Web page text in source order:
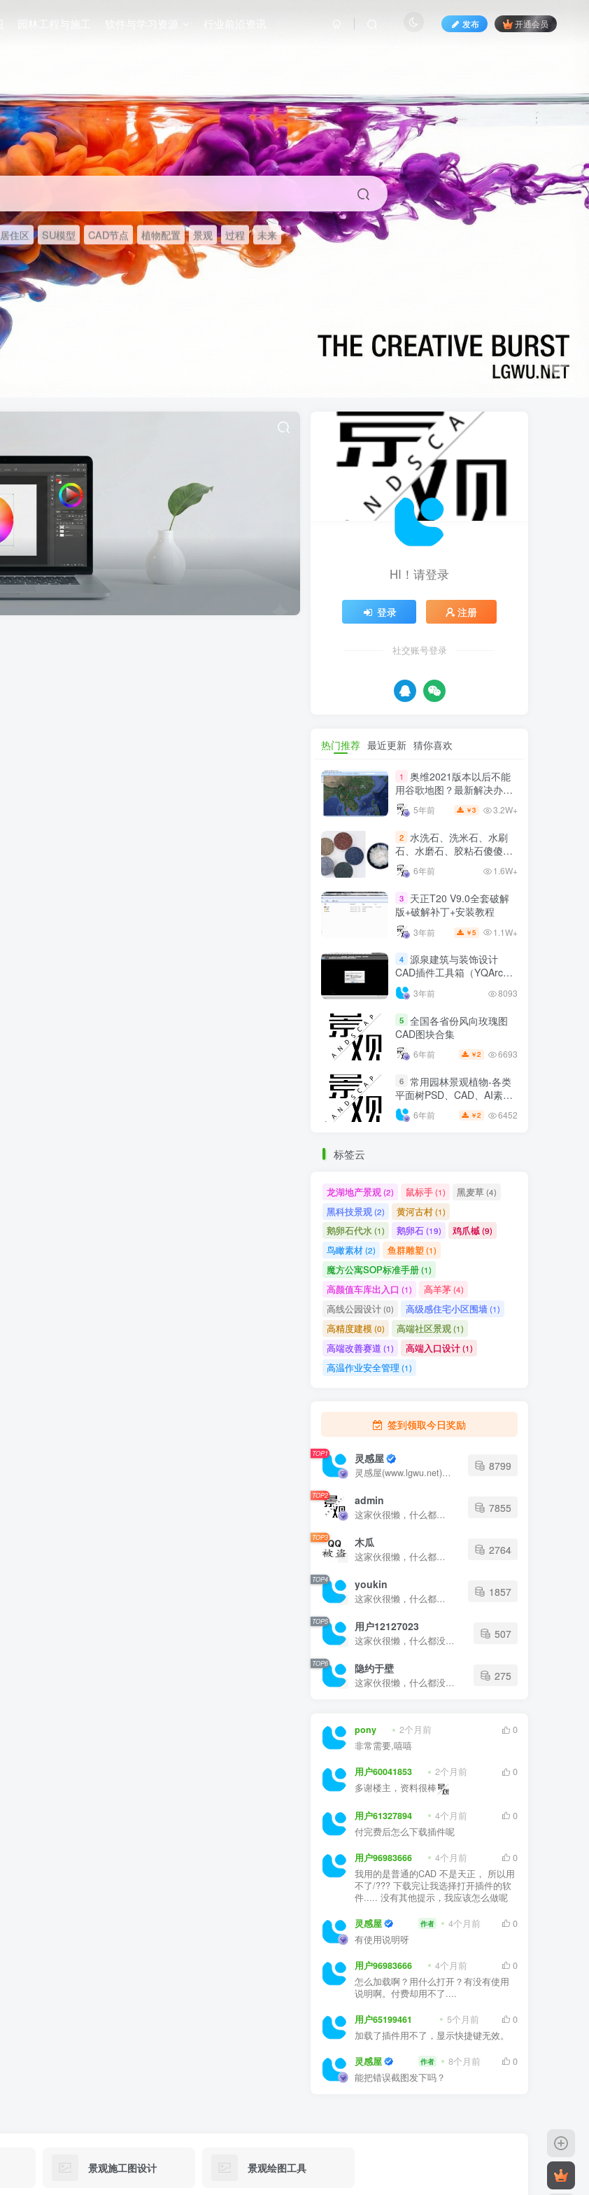
园林工程与施工 软件与学习资源 行业前沿资讯 发布 开通会员
居住区 SU模型 CAD节点 植物配置 景观 过程 未来
HI！请登录
登录 注册
社交账号登录
热门推荐 最近更新 猜你喜欢
1
奥维2021版本以后不能
用谷歌地图？最新解决办法
苹果安卓电脑
5年前 ￥3 3.2W+
2
水洗石、洗米石、水刷
石、水磨石、胶粘石傻傻分
不清楚
6年前 1.6W+
3
天正T20 V9.0全套破解
版+破解补丁+安装教程
3年前 ￥5 1.1W+
4 源泉建筑与装饰设计
CAD插件工具箱（YQArch
6.7.4）
3年前 8093
5 全国各省份风向玫瑰图
CAD图块合集
6年前 ￥2 6693
6 常用园林景观植物-各类
平面树PSD、CAD、AI素材
线稿
6年前 ￥2 6452
标签云
龙湖地产景观 (2) 鼠标手(1) 黑麦草(4)
黑科技景观 (2) 黄河古村(1)
鹅卵石代水(1) 鹅卵石(19) 鸡爪槭(9)
鸟瞰素材(2) 鱼群雕塑 (1)
魔方公寓SOP标准手册(1)
高颜值车库出入口 (1) 高羊茅(4)
高线公园设计(0) 高级感住宅小区围墙(1)
高精度建模(0) 高端社区景观 (1)
高端改善赛道 (1) 高端入口设计(1)
高温作业安全管理 (1)
签到领取今日奖励
TOP1 灵感屋
灵感屋(www.lgwu.net)尽可能为每一位设计师提供更全面、更精致、更具有创意感的设计素材。努力成为景观设计师展示实力和互相学习的优质网络资源发布平台。
8799
TOP2 admin
这家伙很懒，什么都没有写...
7855
TOP3 木瓜
这家伙很懒，什么都没有写...
2764
TOP4 youkin
这家伙很懒，什么都没有写...
1857
TOP5 用户12127023
这家伙很懒，什么都没有写...
507
TOP6 隐约于壁
这家伙很懒，什么都没有写...
275
pony 2个月前
0
非常需要,嘻嘻
用户60041853 2个月前
0
多谢楼主，资料很棒
用户61327894 4个月前
0
付完费后怎么下载插件呢
用户96983666 4个月前
0
我用的是普通的CAD 不是天正， 所以用
不了/??? 下载完让我选择打开插件的软
件..... 没有其他提示，我应该怎么做呢
灵感屋 作者 4个月前
0
有使用说明呀
用户96983666 4个月前
0
怎么加载啊？用什么打开？有没有使用
说明啊。付费却用不了....
用户65199461 5个月前
0
加载了插件用不了，显示快捷键无效。
灵感屋 作者 8个月前
0
能把错误截图发下吗？
景观施工图设计 景观绘图工具